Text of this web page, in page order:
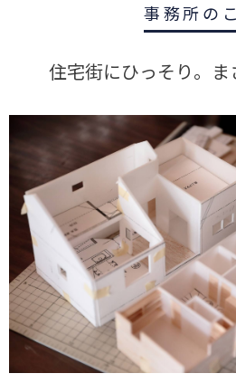
事務所の
住宅街にひっそり。ま